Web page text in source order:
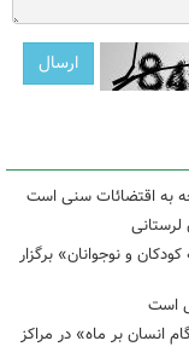
به اقتضائات سنی است
لرستانی
و نوجوانان» برگزار
است
انسان بر ماه» در مراکز